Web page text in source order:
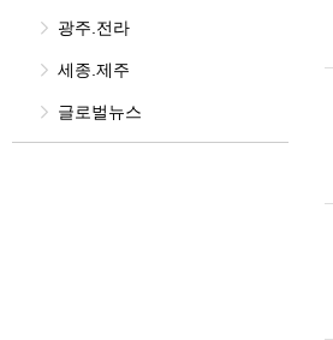
광주.전라
세종.제주
글로벌뉴스